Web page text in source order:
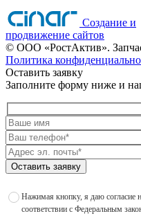
Создание и
продвижение сайтов
© ООО «РостАктив».
Политика
Оставить заявку
Заполните форму ниже и
Оставить заявку
Нажимая кнопку, я даю согласие
соответствии с Федеральным